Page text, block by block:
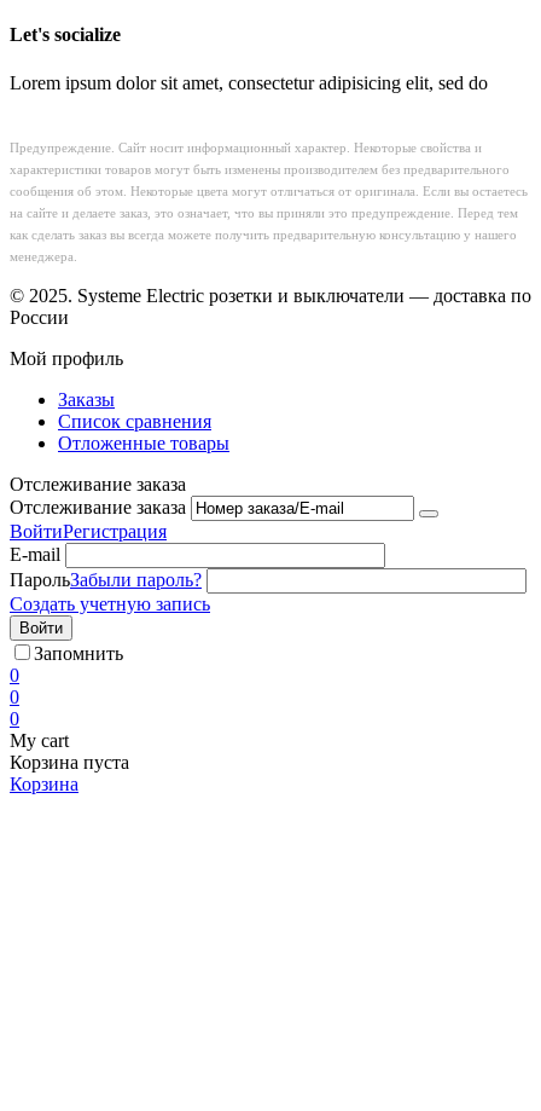
Let's socialize
Lorem ipsum dolor sit amet, consectetur adipisicing elit, sed do
Предупреждение. Сайт носит информационный характер. Некоторые свойства и
характеристики товаров могут быть изменены производителем без предварительного
сообщения об этом. Некоторые цвета могут отличаться от оригинала. Если вы остаетесь
на сайте и делаете заказ, это означает, что вы приняли это предупреждение. Перед тем
как сделать заказ вы всегда можете получить предварительную консультацию у нашего
менеджера.
© 2025. Systeme Electric розетки и выключатели — доставка по
России
Мой профиль
Заказы
Список сравнения
Отложенные товары
Отслеживание заказа
Отслеживание заказа
ВойтиРегистрация
E-mail
ПарольЗабыли пароль?
Создать учетную запись
Войти
Запомнить
0
0
0
My cart
Корзина пуста
Корзина